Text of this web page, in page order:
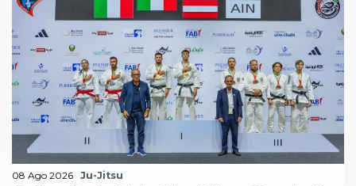
08 Ago 2026 Ju-Jitsu